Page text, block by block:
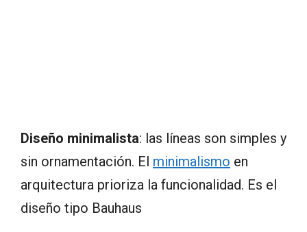
Diseño minimalista: las líneas son simples y
sin ornamentación. El minimalismo en
arquitectura prioriza la funcionalidad. Es el
diseño tipo Bauhaus